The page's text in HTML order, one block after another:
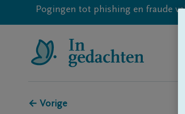
Pogingen tot phishing en fraude
← Vorige